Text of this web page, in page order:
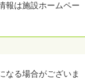
報は施設ホームペー
なる場合がございま